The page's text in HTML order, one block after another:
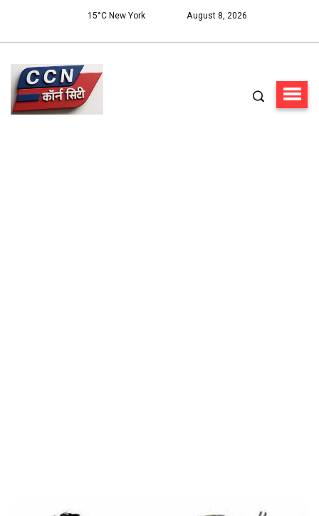
15°C New York August 8, 2026